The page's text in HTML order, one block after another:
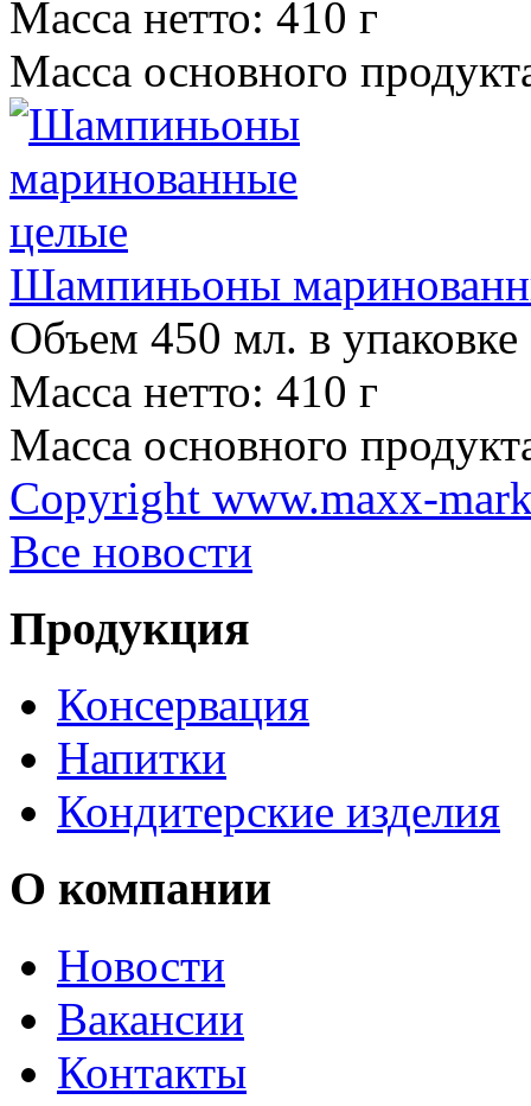
Масса нетто: 410 г
Масса основного
Шампиньоны
Объем 450 мл. в
Масса нетто: 410 г
Масса основного
Copyright www.maxx-
Все новости
Продукция
Консервация
Напитки
Кондитерские изделия
О компании
Новости
Вакансии
Контакты